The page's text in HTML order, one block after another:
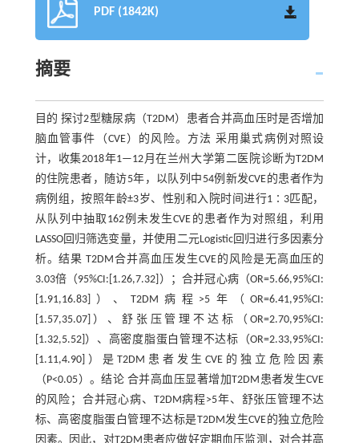
PDF (1842K)
摘要
目的 探讨2型糖尿病（T2DM）患者合并高血压时是否增加
脑血管事件（CVE）的风险。方法 采用巢式病例对照设
计，收集2018年1—12月在兰州大学第二医院诊断为T2DM
的住院患者，随访5年，以队列中54例新发CVE的患者作为
病例组，按照年龄±3岁、性别和入院时间进行1∶3匹配，
从队列中抽取162例未发生CVE的患者作为对照组，利用
LASSO回归筛选变量，并使用二元Logistic回归进行多因素分
析。结果 T2DM合并高血压发生CVE的风险是无高血压的
3.03倍（95%CI:[1.26,7.32]）；合并冠心病（OR=5.66,95%CI:
[1.91,16.83]）、T2DM病程>5年（OR=6.41,95%CI:
[1.57,35.07]）、舒张压管理不达标（OR=2.70,95%CI:
[1.32,5.52]）、高密度脂蛋白管理不达标（OR=2.33,95%CI:
[1.11,4.90]）是T2DM患者发生CVE的独立危险因素
（P<0.05）。结论 合并高血压显著增加T2DM患者发生CVE
的风险；合并冠心病、T2DM病程>5年、舒张压管理不达
标、高密度脂蛋白管理不达标是T2DM发生CVE的独立危险
因素。因此，对T2DM患者应做好定期血压监测，对合并高